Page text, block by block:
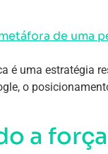
uma estratégia
o
a